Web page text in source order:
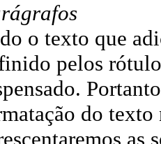
o texto que
pelos
do
as